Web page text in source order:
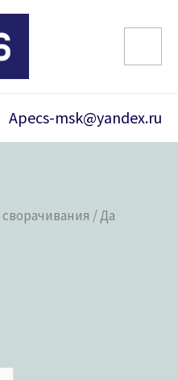
Apecs-msk@yandex.ru
/ Да